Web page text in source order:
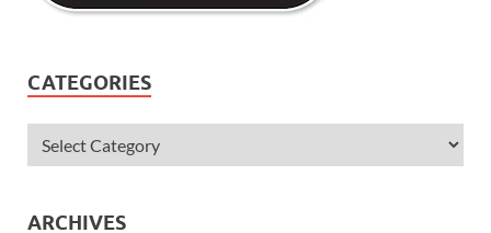
CATEGORIES
ARCHIVES